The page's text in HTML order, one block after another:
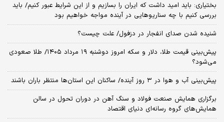
بختیاری: باید امید داشت که ایران را بسازیم و از این شرایط عبور کنیم/ باید
بررسی کنیم با چه سناریوهایی در آینده مواجه خواهیم بود
شنیده شدن صدای انفجار در دزفول/ علت چیست؟
پیش‌بینی قیمت طلا، دلار و سکه امروز دوشنبه ۱۹ مرداد ۱۴۰۵/ طلا صعودی
می‌شود؟
پیش‌بینی آب و هوا در ۳ روز آینده/ ساکنان این استان‌ها منتظر باران باشند
برگزاری همایش صنعت فولاد و سنگ آهن در دوران تحول در سالن
همایش‌های گروه رسانه‌ای دنیای اقتصاد